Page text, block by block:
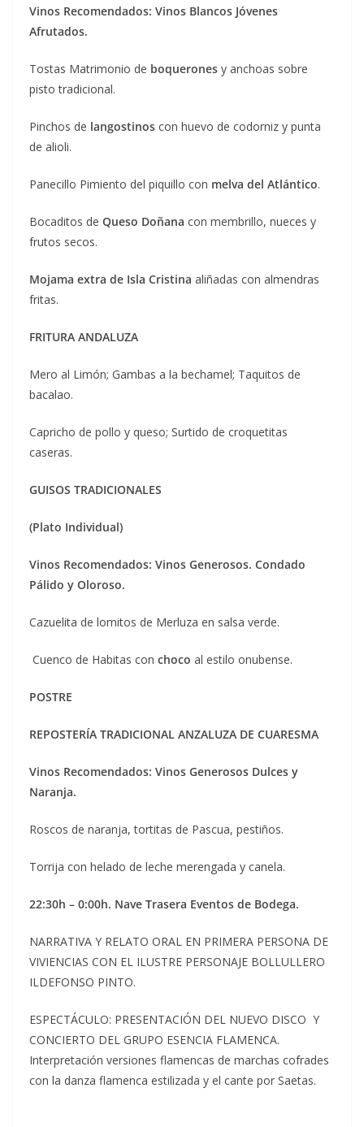
Vinos Recomendados: Vinos Blancos Jóvenes
Afrutados.
Tostas Matrimonio de boquerones y anchoas sobre
pisto tradicional.
Pinchos de langostinos con huevo de codorniz y punta
de alioli.
Panecillo Pimiento del piquillo con melva del Atlántico.
Bocaditos de Queso Doñana con membrillo, nueces y
frutos secos.
Mojama extra de Isla Cristina aliñadas con almendras
fritas.
FRITURA ANDALUZA
Mero al Limón; Gambas a la bechamel; Taquitos de
bacalao.
Capricho de pollo y queso; Surtido de croquetitas
caseras.
GUISOS TRADICIONALES
(Plato Individual)
Vinos Recomendados: Vinos Generosos. Condado
Pálido y Oloroso.
Cazuelita de lomitos de Merluza en salsa verde.
Cuenco de Habitas con choco al estilo onubense.
POSTRE
REPOSTERÍA TRADICIONAL ANZALUZA DE CUARESMA
Vinos Recomendados: Vinos Generosos Dulces y
Naranja.
Roscos de naranja, tortitas de Pascua, pestiños.
Torrija con helado de leche merengada y canela.
22:30h – 0:00h. Nave Trasera Eventos de Bodega.
NARRATIVA Y RELATO ORAL EN PRIMERA PERSONA DE
VIVIENCIAS CON EL ILUSTRE PERSONAJE BOLLULLERO
ILDEFONSO PINTO.
ESPECTÁCULO: PRESENTACIÓN DEL NUEVO DISCO Y
CONCIERTO DEL GRUPO ESENCIA FLAMENCA.
Interpretación versiones flamencas de marchas cofrades
con la danza flamenca estilizada y el cante por Saetas.